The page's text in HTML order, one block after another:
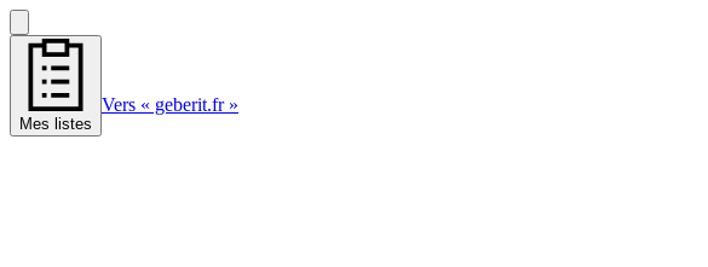
Mes listes
Vers « geberit.fr »